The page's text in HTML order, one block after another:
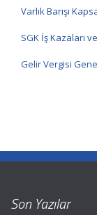
Varlık Barışı
SGK İş Kazaları
Gelir Vergisi
Son Yazılar